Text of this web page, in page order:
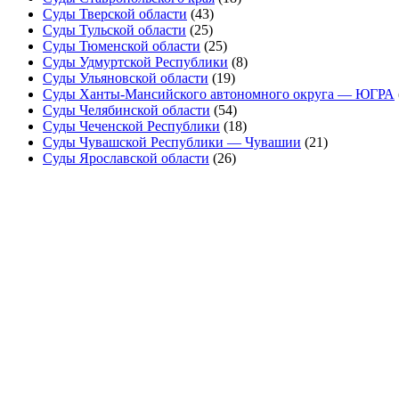
Суды Тверской области (43)
Суды Тульской области (25)
Суды Тюменской области (25)
Суды Удмуртской Республики (8)
Суды Ульяновской области (19)
Суды Ханты-Мансийского автономного округа — ЮГРА
Суды Челябинской области (54)
Суды Чеченской Республики (18)
Суды Чувашской Республики — Чувашии (21)
Суды Ярославской области (26)